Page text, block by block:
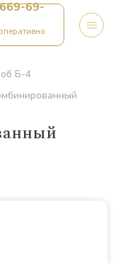
69-
Б-4